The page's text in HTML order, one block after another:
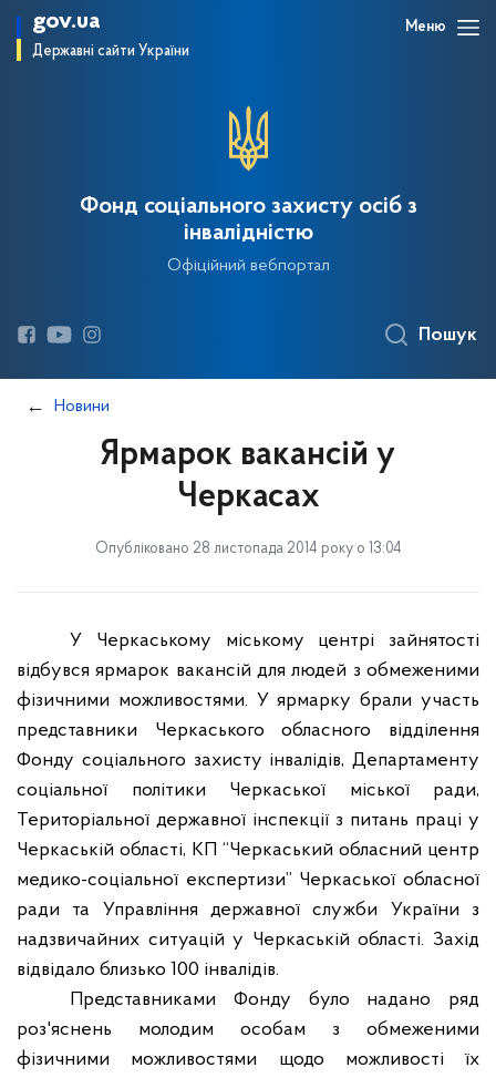
gov.ua
Державні сайти України
Меню
Фонд соціального захисту осіб з
інвалідністю
Офіційний вебпортал
Пошук
Новини
Ярмарок вакансій у
Черкасах
Опубліковано 28 листопада 2014 року о 13:04
У Черкаському міському центрі зайнятості
відбувся ярмарок вакансій для людей з обмеженими
фізичними можливостями. У ярмарку брали участь
представники Черкаського обласного відділення
Фонду соціального захисту інвалідів, Департаменту
соціальної політики Черкаської міської ради,
Територіальної державної інспекції з питань праці у
Черкаській області, КП “Черкаський обласний центр
медико-соціальної експертизи” Черкаської обласної
ради та Управління державної служби України з
надзвичайних ситуацій у Черкаській області. Захід
відвідало близько 100 інвалідів.
Представниками Фонду було надано ряд
роз'яснень молодим особам з обмеженими
фізичними можливостями щодо можливості їх